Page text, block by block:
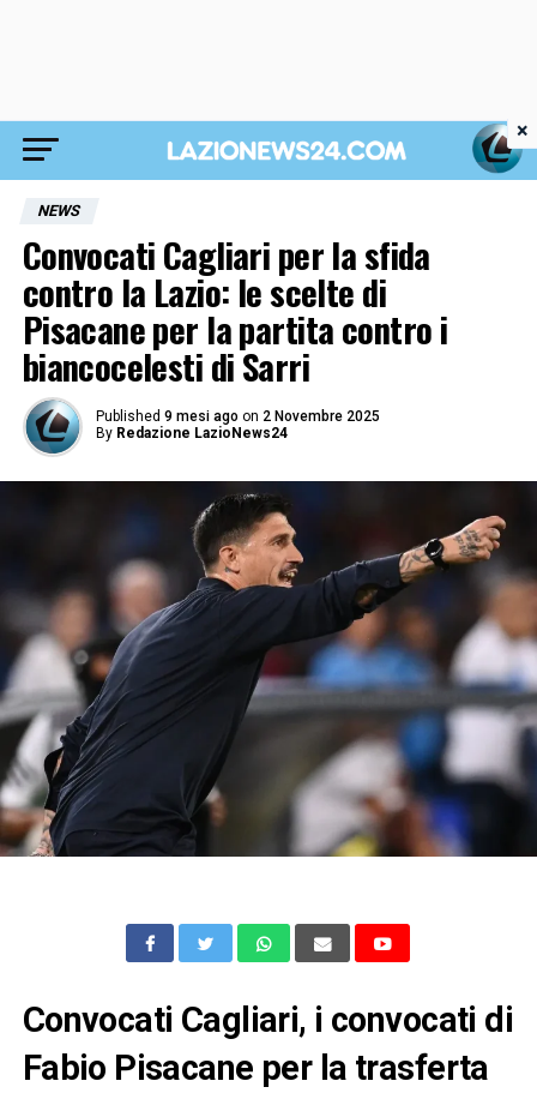
NEWS
Convocati Cagliari per la sfida
contro la Lazio: le scelte di
Pisacane per la partita contro i
biancocelesti di Sarri
Published 9 mesi ago on 2 Novembre 2025
By Redazione LazioNews24
Convocati Cagliari, i convocati di
Fabio Pisacane per la trasferta
×